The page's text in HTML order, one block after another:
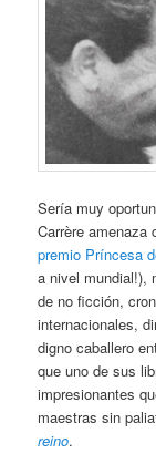
Sería muy
Carrère amenaza
premio Príncesa
a nivel mundial!),
de no ficción,
internacionales,
digno caballero
que uno de sus
impresionantes
maestras sin
reino.